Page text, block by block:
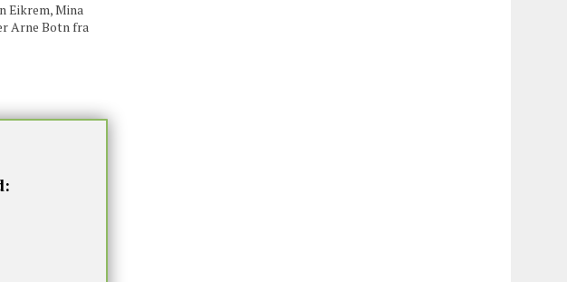
Eikrem, Mina
Arne Botn fra